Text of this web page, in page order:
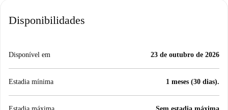
Disponibilidades
Disponível em 23 de outubro de 2026
Estadia mínima 1 meses (30 dias).